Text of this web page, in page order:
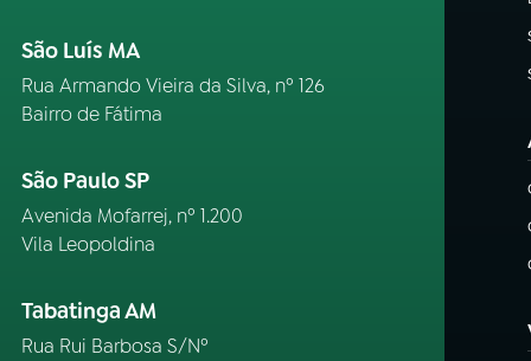
São Luís MA
Rua Armando Vieira da Silva, nº 126
Bairro de Fátima
São Paulo SP
Avenida Mofarrej, nº 1.200
Vila Leopoldina
Tabatinga AM
Rua Rui Barbosa S/Nº